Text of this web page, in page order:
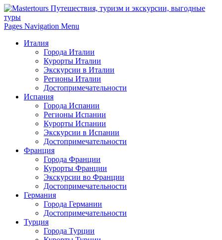
Pages Navigation Menu
Италия
Города Италии
Курорты Италии
Экскурсии в Италии
Регионы Италии
Достопримечательности
Испания
Города Испании
Регионы Испании
Курорты Испании
Экскурсии в Испании
Достопримечательности
Франция
Города Франции
Курорты Франции
Экскурсии во Франции
Достопримечательности
Германия
Города Германии
Достопримечательности
Турция
Города Турции